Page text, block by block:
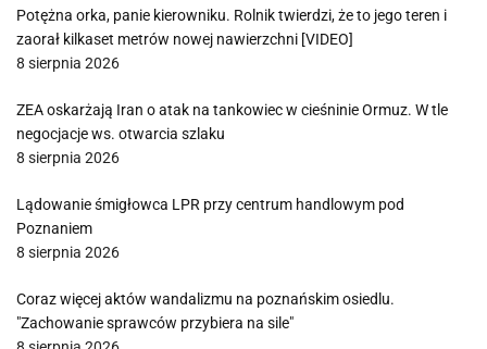
Potężna orka, panie kierowniku. Rolnik twierdzi, że to jego teren i
zaorał kilkaset metrów nowej nawierzchni [VIDEO]
8 sierpnia 2026
ZEA oskarżają Iran o atak na tankowiec w cieśninie Ormuz. W tle
negocjacje ws. otwarcia szlaku
8 sierpnia 2026
Lądowanie śmigłowca LPR przy centrum handlowym pod
Poznaniem
8 sierpnia 2026
Coraz więcej aktów wandalizmu na poznańskim osiedlu.
"Zachowanie sprawców przybiera na sile"